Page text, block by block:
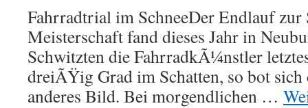
Fahrradtrial im SchneeDer Endlauf
Meisterschaft fand dieses Jahr in
Schwitzten die FahrradkÃ¼nstler
dreiÃŸig Grad im Schatten, so bot sich
anderes Bild. Bei morgendlichen …